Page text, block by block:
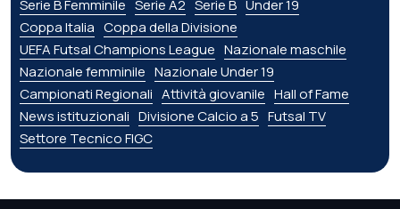
Serie B Femminile Serie A2 Serie B Under 19
Coppa Italia Coppa della Divisione
UEFA Futsal Champions League Nazionale maschile
Nazionale femminile Nazionale Under 19
Campionati Regionali Attività giovanile Hall of Fame
News istituzionali Divisione Calcio a 5 Futsal TV
Settore Tecnico FIGC